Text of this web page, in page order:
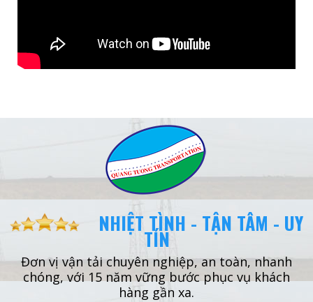
NHIỆT TÌNH - TẬN TÂM - UY
TÍN
Đơn vị vận tải chuyên nghiệp, an toàn, nhanh
chóng, với 15 năm vững bước phục vụ khách
hàng gần xa.